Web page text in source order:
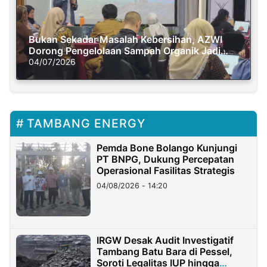
Bukan Sekadar Masalah Kebersihan, AZWI
Dorong Pengelolaan Sampah Organik Jadi
Solusi Krisis Iklim
04/07/2026
TAMBANG ENERGY
Pemda Bone Bolango Kunjungi
PT BNPG, Dukung Percepatan
Operasional Fasilitas Strategis
04/08/2026 - 14:20
IRGW Desak Audit Investigatif
Tambang Batu Bara di Pessel,
Soroti Legalitas IUP hingga